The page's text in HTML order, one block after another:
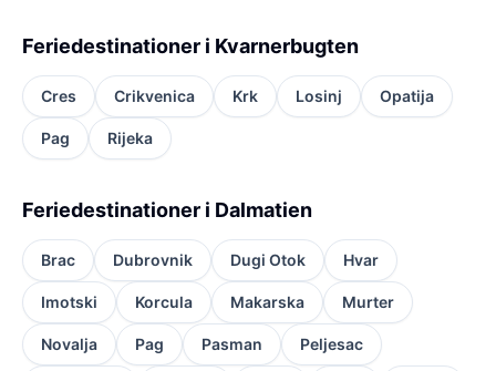
Feriedestinationer i Kvarnerbugten
Cres Crikvenica Krk Losinj Opatija
Pag Rijeka
Feriedestinationer i Dalmatien
Brac Dubrovnik Dugi Otok Hvar
Imotski Korcula Makarska Murter
Novalja Pag Pasman Peljesac